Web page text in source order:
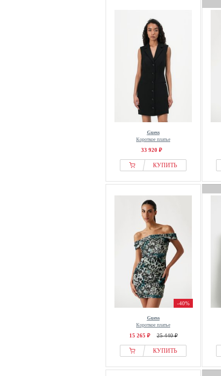
Guess
Короткое платье
33 920 ₽
КУПИТЬ
-40%
Guess
Короткое платье
15 265 ₽ 25 440 ₽
КУПИТЬ